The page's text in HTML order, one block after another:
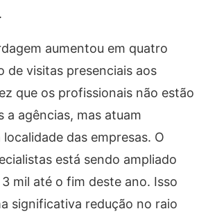
aumentou em quatro
de visitas presenciais aos
que os profissionais não estão
a agências, mas atuam
das empresas. O
está sendo ampliado
mil até o fim deste ano. Isso
significativa redução no raio